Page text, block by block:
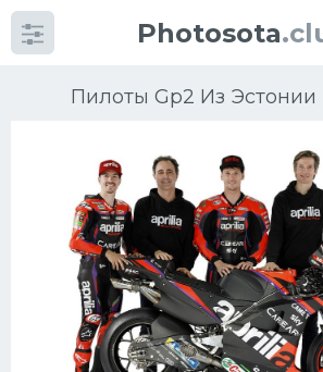
Photosota
Пилоты Gp2 Из Эстонии
КатегорииФото
Много картинок...